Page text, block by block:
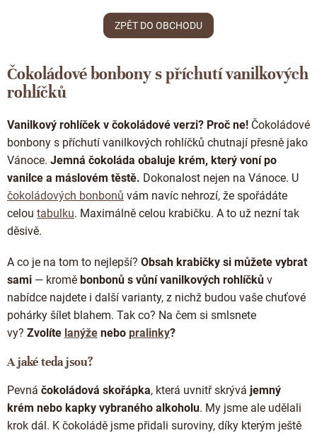
ZPĚT DO OBCHODU
Čokoládové bonbony s příchutí vanilkových
rohlíčků
Vanilkový rohlíček v čokoládové verzi? Proč ne! Čokoládové
bonbony s příchutí vanilkových rohlíčků chutnají přesně jako
Vánoce. Jemná čokoláda obaluje krém, který voní po
vanilce a máslovém těstě. Dokonalost nejen na Vánoce. U
čokoládových bonbonů vám navíc nehrozí, že spořádáte
celou tabulku. Maximálně celou krabičku. A to už nezní tak
děsivě.
A co je na tom to nejlepší? Obsah krabičky si můžete vybrat
sami — kromě bonbonů s vůní vanilkových rohlíčků v
nabídce najdete i další varianty, z nichž budou vaše chuťové
pohárky šílet blahem. Tak co? Na čem si smlsnete
vy? Zvolíte lanýže nebo pralinky?
A jaké teda jsou?
Pevná čokoládová skořápka, která uvnitř skrývá jemný
krém nebo kapky vybraného alkoholu. My jsme ale udělali
krok dál. K čokoládě jsme přidali suroviny, díky kterým ještě